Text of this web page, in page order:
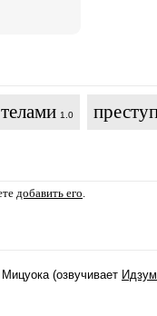
1.0
добавить его.
(озвучивает